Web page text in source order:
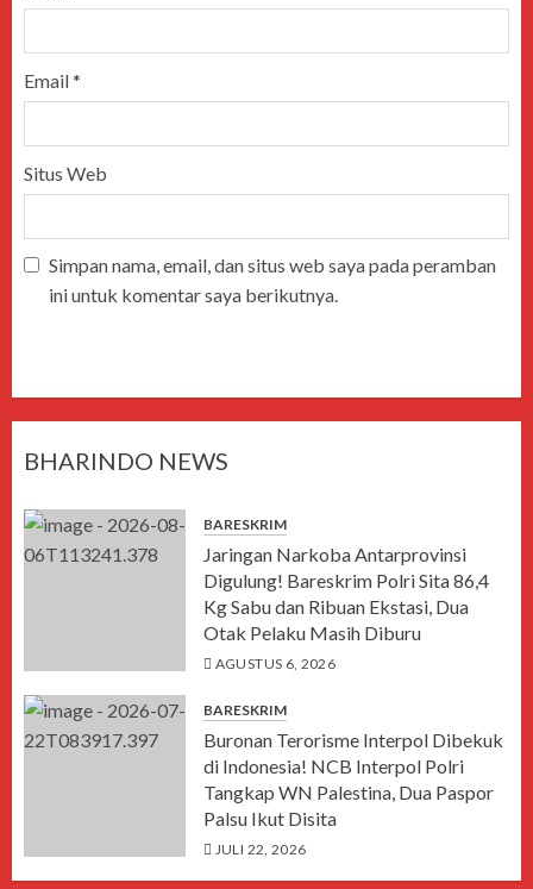
Email*
Situs Web
Simpan nama, email, dan situs web saya pada peramban
ini untuk komentar saya berikutnya.
BHARINDO NEWS
BARESKRIM
Jaringan Narkoba Antarprovinsi
Digulung! Bareskrim Polri Sita 86,4
Kg Sabu dan Ribuan Ekstasi, Dua
Otak Pelaku Masih Diburu
AGUSTUS 6, 2026
BARESKRIM
Buronan Terorisme Interpol Dibekuk
di Indonesia! NCB Interpol Polri
Tangkap WN Palestina, Dua Paspor
Palsu Ikut Disita
JULI 22, 2026